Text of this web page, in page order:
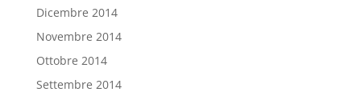
Dicembre 2014
Novembre 2014
Ottobre 2014
Settembre 2014